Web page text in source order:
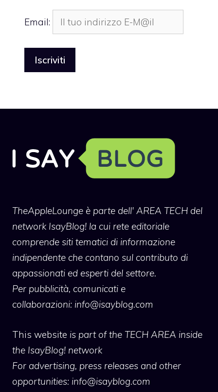
Email:
TheAppleLounge è parte dell' AREA TECH del
network IsayBlog! la cui rete editoriale
comprende siti tematici di informazione
indipendente che contano sul contributo di
appassionati ed esperti del settore.
Per pubblicità, comunicati e
collaborazioni: info@isayblog.com
This website is part of the TECH AREA inside
the IsayBlog! network
For advertising, press releases and other
opportunities: info@isayblog.com